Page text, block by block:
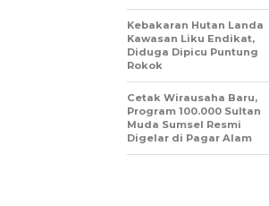
Kebakaran Hutan Landa
Kawasan Liku Endikat,
Diduga Dipicu Puntung
Rokok
Cetak Wirausaha Baru,
Program 100.000 Sultan
Muda Sumsel Resmi
Digelar di Pagar Alam